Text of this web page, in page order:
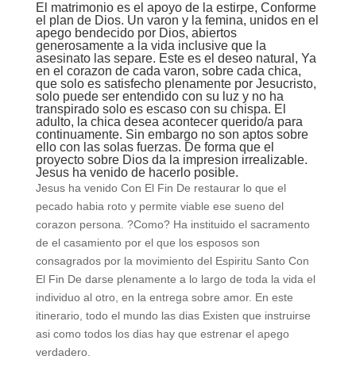
El matrimonio es el apoyo de la estirpe, Conforme
el plan de Dios. Un varon y la femina, unidos en el
apego bendecido por Dios, abiertos
generosamente a la vida inclusive que la
asesinato las separe. Este es el deseo natural, Ya
en el corazon de cada varon, sobre cada chica,
que solo es satisfecho plenamente por Jesucristo,
solo puede ser entendido con su luz y no ha
transpirado solo es escaso con su chispa. El
adulto, la chica desea acontecer querido/a para
continuamente. Sin embargo no son aptos sobre
ello con las solas fuerzas. De forma que el
proyecto sobre Dios da la impresion irrealizable.
Jesus ha venido de hacerlo posible.
Jesus ha venido Con El Fin De restaurar lo que el
pecado habia roto y permite viable ese sueno del
corazon persona. ?Como? Ha instituido el sacramento
de el casamiento por el que los esposos son
consagrados por la movimiento del Espiritu Santo Con
El Fin De darse plenamente a lo largo de toda la vida el
individuo al otro, en la entrega sobre amor. En este
itinerario, todo el mundo las dias Existen que instruirse
asi­ como todos los dias hay que estrenar el apego
verdadero.